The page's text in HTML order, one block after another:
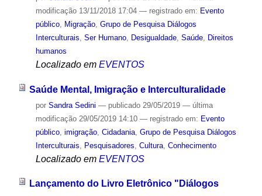
modificação13/11/2018 17:04 — registrado em: Evento
público, Migração, Grupo de Pesquisa Diálogos
Interculturais Ser Humano, Desigualdade, Saúde,
Direitos
humanos
Localizado em EVENTOS
Saúde Mental, Imigração e Interculturalidade
por Sandra Sedini — publicado29/05/2019 — última
modificação29/05/2019 14:10 — registrado em: Evento
público, imigração, Cidadania, Grupo de Pesquisa Diálogos
Interculturais
Pesquisadores Cultura, Conhecimento
Localizado em EVENTOS
Lançamento do Livro Eletrônico "Diálogos